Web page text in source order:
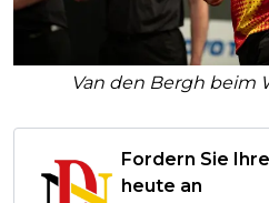
Van den Bergh beim
Fordern Sie
heute an